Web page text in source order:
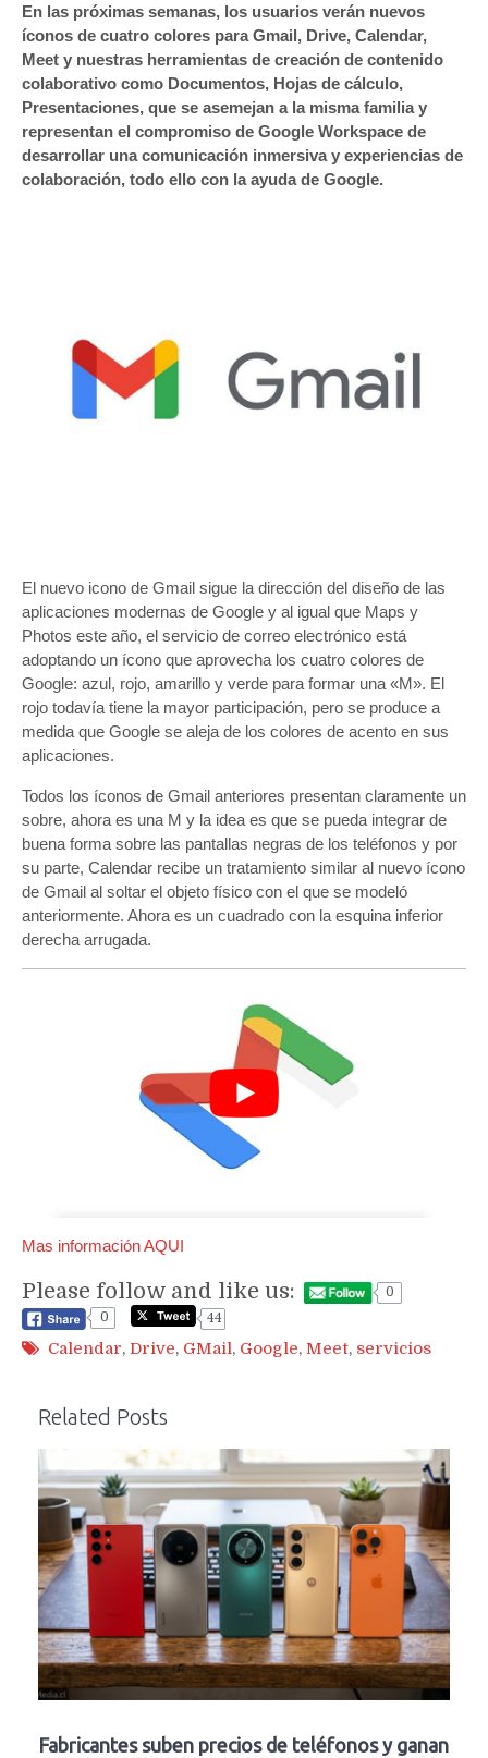
En las próximas semanas, los usuarios verán nuevos
íconos de cuatro colores para Gmail, Drive, Calendar,
Meet y nuestras herramientas de creación de contenido
colaborativo como Documentos, Hojas de cálculo,
Presentaciones, que se asemejan a la misma familia y
representan el compromiso de Google Workspace de
desarrollar una comunicación inmersiva y experiencias de
colaboración, todo ello con la ayuda de Google.
El nuevo icono de Gmail sigue la dirección del diseño de las
aplicaciones modernas de Google y al igual que Maps y
Photos este año, el servicio de correo electrónico está
adoptando un ícono que aprovecha los cuatro colores de
Google: azul, rojo, amarillo y verde para formar una «M». El
rojo todavía tiene la mayor participación, pero se produce a
medida que Google se aleja de los colores de acento en sus
aplicaciones.
Todos los íconos de Gmail anteriores presentan claramente un
sobre, ahora es una M y la idea es que se pueda integrar de
buena forma sobre las pantallas negras de los teléfonos y por
su parte, Calendar recibe un tratamiento similar al nuevo ícono
de Gmail al soltar el objeto físico con el que se modeló
anteriormente. Ahora es un cuadrado con la esquina inferior
derecha arrugada.
Mas información AQUI
Please follow and like us:
0
0
44
Calendar, Drive, GMail, Google, Meet, servicios
Related Posts
Fabricantes suben precios de teléfonos y ganan